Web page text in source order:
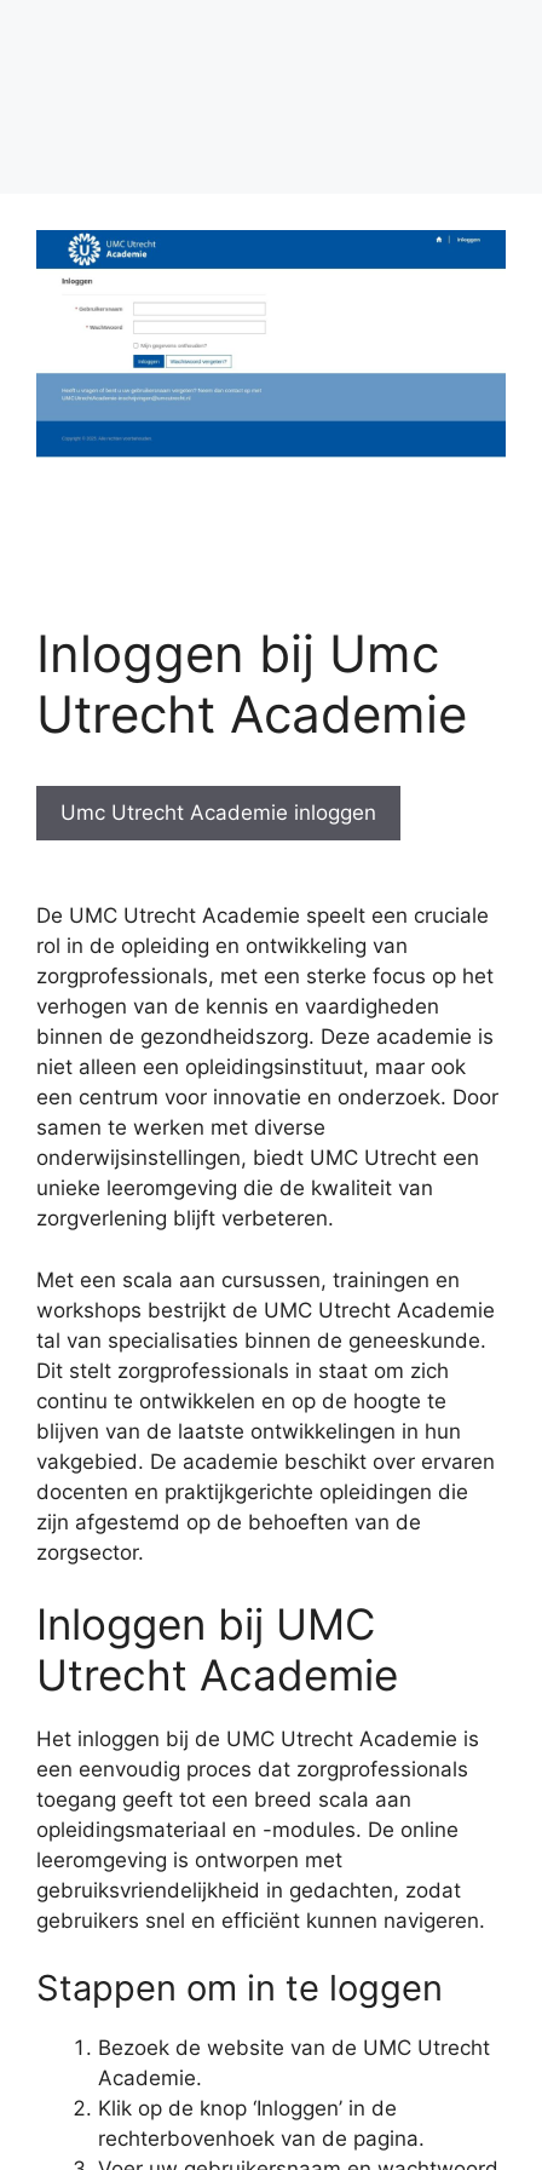
Inloggen bij Umc
Utrecht Academie
Umc Utrecht Academie inloggen
De UMC Utrecht Academie speelt een cruciale
rol in de opleiding en ontwikkeling van
zorgprofessionals, met een sterke focus op het
verhogen van de kennis en vaardigheden
binnen de gezondheidszorg. Deze academie is
niet alleen een opleidingsinstituut, maar ook
een centrum voor innovatie en onderzoek. Door
samen te werken met diverse
onderwijsinstellingen, biedt UMC Utrecht een
unieke leeromgeving die de kwaliteit van
zorgverlening blijft verbeteren.
Met een scala aan cursussen, trainingen en
workshops bestrijkt de UMC Utrecht Academie
tal van specialisaties binnen de geneeskunde.
Dit stelt zorgprofessionals in staat om zich
continu te ontwikkelen en op de hoogte te
blijven van de laatste ontwikkelingen in hun
vakgebied. De academie beschikt over ervaren
docenten en praktijkgerichte opleidingen die
zijn afgestemd op de behoeften van de
zorgsector.
Inloggen bij UMC
Utrecht Academie
Het inloggen bij de UMC Utrecht Academie is
een eenvoudig proces dat zorgprofessionals
toegang geeft tot een breed scala aan
opleidingsmateriaal en -modules. De online
leeromgeving is ontworpen met
gebruiksvriendelijkheid in gedachten, zodat
gebruikers snel en efficiënt kunnen navigeren.
Stappen om in te loggen
Bezoek de website van de UMC Utrecht
Academie.
Klik op de knop ‘Inloggen’ in de
rechterbovenhoek van de pagina.